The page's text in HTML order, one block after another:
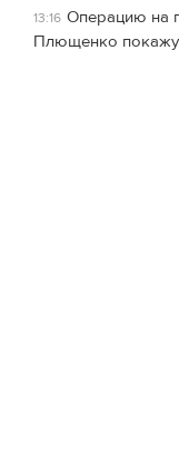
13:16 Операцию на
Плющенко